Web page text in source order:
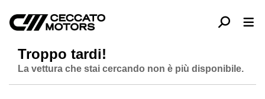
Troppo tardi!
La vettura che stai cercando non è più disponibile.